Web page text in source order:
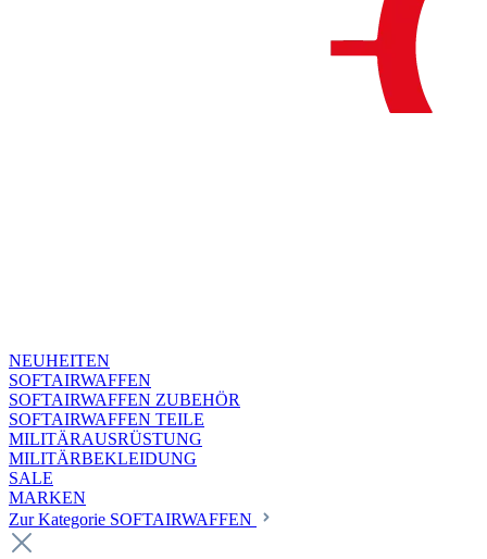
NEUHEITEN
SOFTAIRWAFFEN
SOFTAIRWAFFEN ZUBEHÖR
SOFTAIRWAFFEN TEILE
MILITÄRAUSRÜSTUNG
MILITÄRBEKLEIDUNG
SALE
MARKEN
Zur Kategorie SOFTAIRWAFFEN